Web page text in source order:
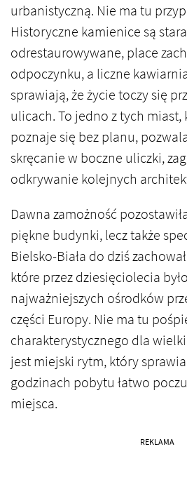
urbanistyczną. Nie ma tu
Historyczne kamienice są
odrestaurowywane, place
odpoczynku, a liczne
sprawiają, że życie toczy się
ulicach. To jedno z tych
poznaje się bez planu,
skręcanie w boczne uliczki,
odkrywanie kolejnych
Dawna zamożność
piękne budynki, lecz także
Bielsko-Biała do dziś
które przez dziesięciolecia
najważniejszych ośrodków
części Europy. Nie ma tu
charakterystycznego dla
jest miejski rytm, który
godzinach pobytu łatwo
miejsca.
REKLAMA